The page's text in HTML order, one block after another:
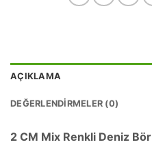
AÇIKLAMA
DEĞERLENDIRMELER (0)
2 CM Mix Renkli Deniz